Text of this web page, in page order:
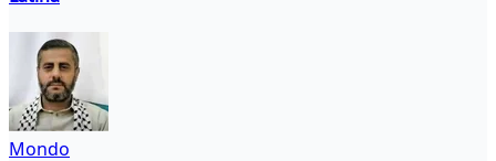
Mondo